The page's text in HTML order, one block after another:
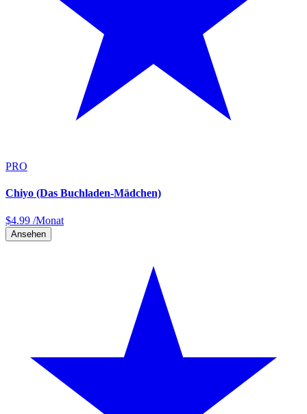
PRO
Chiyo (Das Buchladen-Mädchen)
$4.99 /Monat
Ansehen